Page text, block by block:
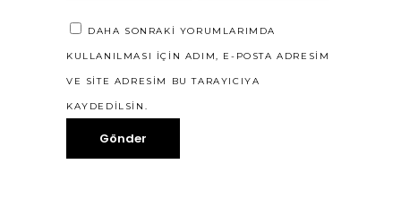
DAHA SONRAKI YORUMLARIMDA
KULLANILMASI IÇIN ADIM, E-POSTA ADRESIM
VE SITE ADRESIM BU TARAYICIYA
KAYDEDILSIN.